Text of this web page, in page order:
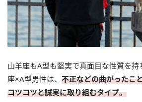
山羊座もA型も堅実で真面目な性質を
座×A型男性は、 不正などの曲がったこ
コツコツと誠実に取り組むタイプ。